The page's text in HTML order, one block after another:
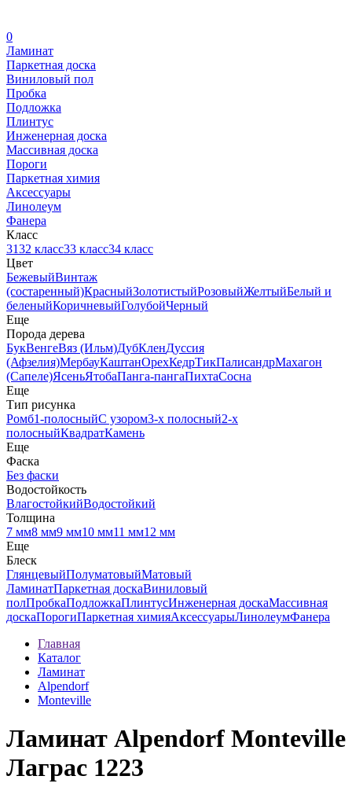
0
Ламинат
Паркетная доска
Виниловый пол
Пробка
Подложка
Плинтус
Инженерная доска
Массивная доска
Пороги
Паркетная химия
Аксессуары
Линолеум
Фанера
Класс
3132 класс33 класс34 класс
Цвет
БежевыйВинтаж
(состаренный)КрасныйЗолотистыйРозовыйЖелтыйБелый и
беленыйКоричневыйГолубойЧерный
Еще
Порода дерева
БукВенгеВяз (Ильм)ДубКленДуссия
(Афзелия)МербауКаштанОрехКедрТикПалисандрМахагон
(Сапеле)ЯсеньЯтобаПанга-пангаПихтаСосна
Еще
Тип рисунка
Ромб1-полосныйС узором3-х полосный2-х
полосныйКвадратКамень
Еще
Фаска
Без фаски
Водостойкость
ВлагостойкийВодостойкий
Толщина
7 мм8 мм9 мм10 мм11 мм12 мм
Еще
Блеск
ГлянцевыйПолуматовыйМатовый
ЛаминатПаркетная доскаВиниловый
полПробкаПодложкаПлинтусИнженерная доскаМассивная
доскаПорогиПаркетная химияАксессуарыЛинолеумФанера
Главная
Каталог
Ламинат
Alpendorf
Monteville
Ламинат Alpendorf Monteville
Лаграс 1223